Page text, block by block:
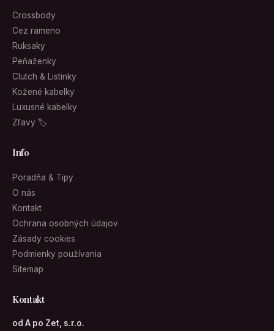
Crossbody
Cez rameno
Ruksaky
Peňaženky
Clutch & Listinky
Kožené kabelky
Luxusné kabelky
Zľavy 🏷
Info
Poradňa & Tipy
O nás
Kontakt
Ochrana osobných údajov
Zásady cookies
Podmienky používania
Sitemap
Kontakt
od A po Zet, s.r.o.